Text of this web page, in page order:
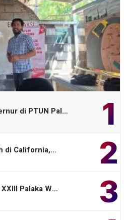
1
di PTUN Pal…
2
di California,…
3
Palaka W…